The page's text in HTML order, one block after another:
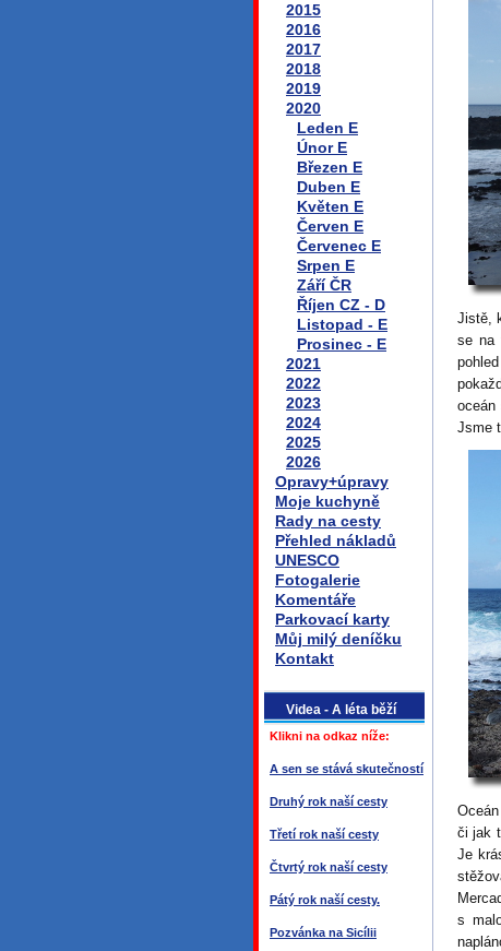
2015
2016
2017
2018
2019
2020
Leden E
Únor E
Březen E
Duben E
Květen E
Červen E
Červenec E
Srpen E
Září ČR
Říjen CZ - D
Listopad - E
Prosinec - E
2021
2022
2023
2024
2025
2026
Opravy+úpravy
Moje kuchyně
Rady na cesty
Přehled nákladů
UNESCO
Fotogalerie
Komentáře
Parkovací karty
Můj milý deníčku
Kontakt
Videa - A léta běží
Klikni na odkaz níže:
A sen se stává skutečností
Druhý rok naší cesty
Třetí rok naší cesty
Čtvrtý rok naší cesty
Pátý rok naší cesty.
Pozvánka na Sicílii
Jistě,
se na
oceán
Jsme
či jak
Je
s